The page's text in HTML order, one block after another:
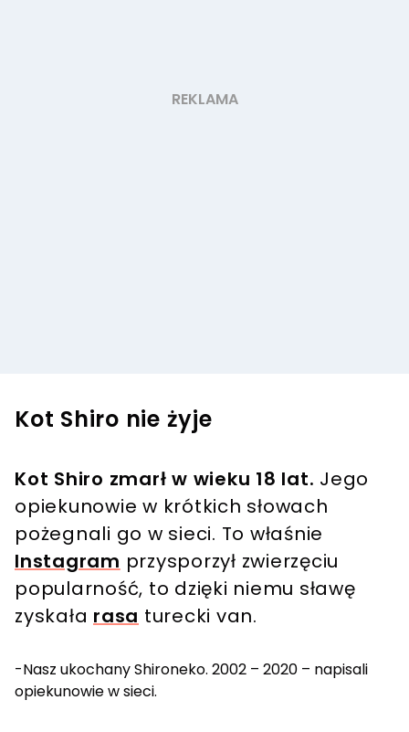
Kot Shiro nie żyje
Kot Shiro zmarł w wieku 18 lat. Jego
opiekunowie w krótkich słowach
pożegnali go w sieci. To właśnie
Instagram przysporzył zwierzęciu
popularność, to dzięki niemu sławę
zyskała rasa turecki van.
-Nasz ukochany Shironeko. 2002 – 2020 – napisali
opiekunowie w sieci.